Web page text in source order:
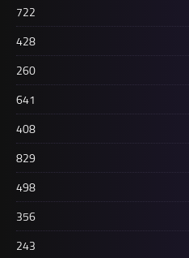
722
428
260
641
408
829
498
356
243